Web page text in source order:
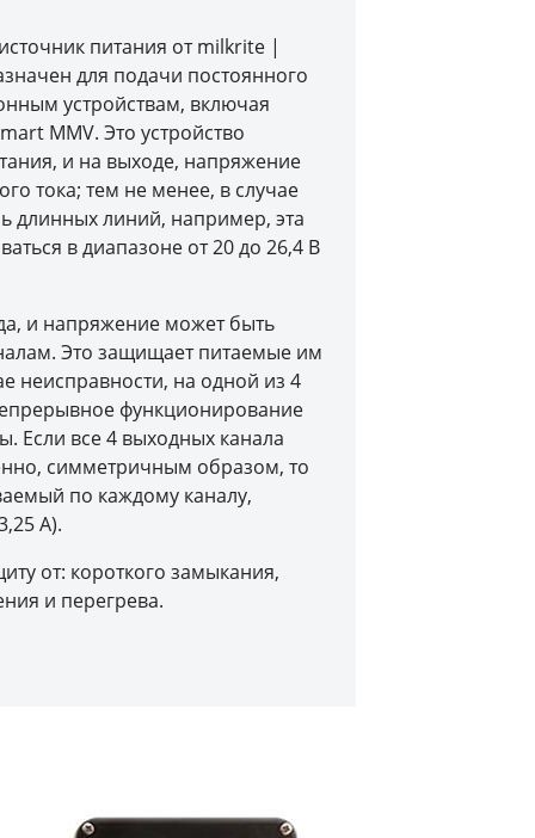
питания от milkrite |
для подачи постоянного
устройствам, включая
MMV. Это устройство
и на выходе, напряжение
тока; тем не менее, в случае
длинных линий, например, эта
в диапазоне от 20 до 26,4 В
и напряжение может быть
Это защищает питаемые им
неисправности, на одной из 4
функционирование
Если все 4 выходных канала
симметричным образом, то
по каждому каналу,
А).
от: короткого замыкания,
и перегрева.